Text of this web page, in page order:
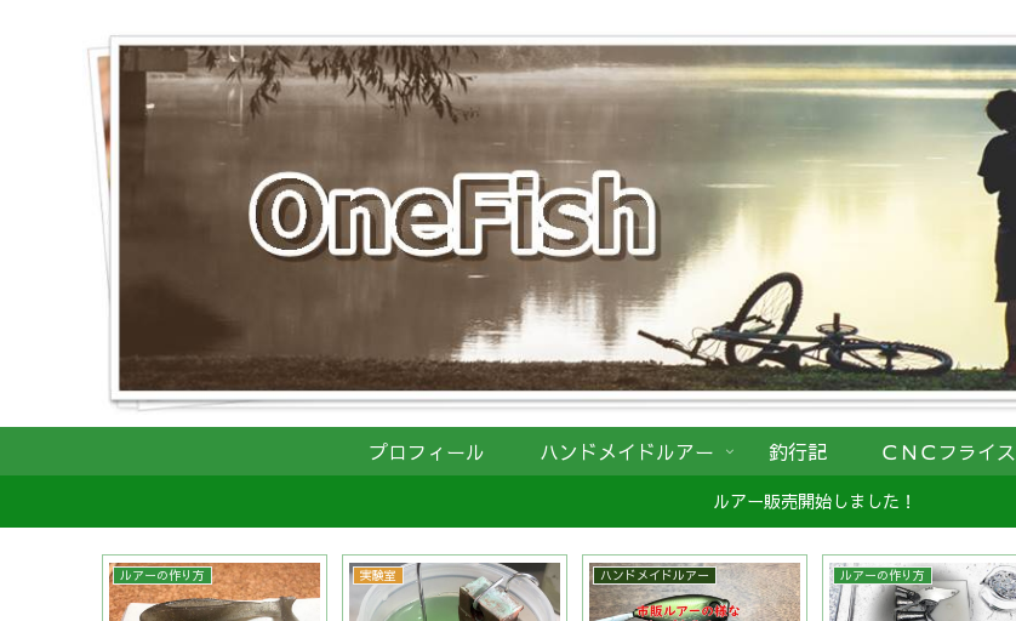
プロフィール ハンドメイドルアー 釣行記 ＣＮＣフライス
ルアー販売開始しました！
ルアーの作り方 実験室 ハンドメイドルアー ルアーの作り方